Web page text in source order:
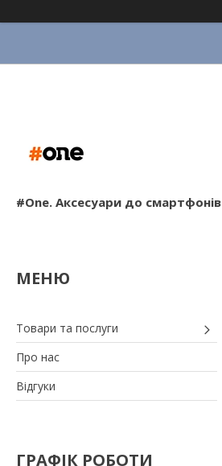
#One. Аксесуари до смартфонів
Товари та послуги
Про нас
Відгуки
ГРАФІК РОБОТИ